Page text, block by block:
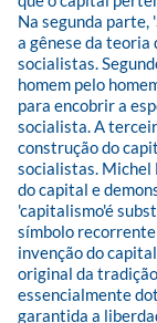
Na segunda
a gênese da teoria
socialistas.
homem pelo
para encobrir a
socialista. A
construção do
socialistas. Michel
do capital e
'capitalismo'é
símbolo
invenção do
original da
essencialmente
garantida a